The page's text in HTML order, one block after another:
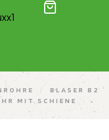
/
BLASER B2
MIT SCHIENE